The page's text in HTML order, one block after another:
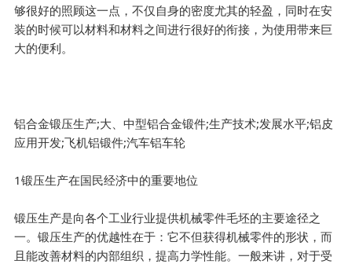
够很好的照顾这一点，不仅自身的密度尤其的轻盈，同时在安
装的时候可以材料和材料之间进行很好的衔接，为使用带来巨
大的便利。
铝合金锻压生产;大、中型铝合金锻件;生产技术;发展水平;铝皮
应用开发;飞机铝锻件;汽车铝车轮
1锻压生产在国民经济中的重要地位
锻压生产是向各个工业行业提供机械零件毛坯的主要途径之
一。锻压生产的优越性在于：它不但获得机械零件的形状，而
且能改善材料的内部组织，提高力学性能。一般来讲，对于受